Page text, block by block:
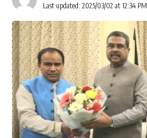
Last updated: 2025/03/02 at 12:34 PM